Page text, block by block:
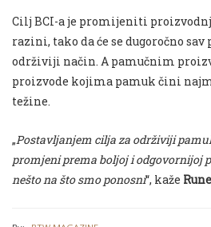
Cilj BCI-a je promijeniti
razini, tako da će se dugoročno
održiviji način. A pamučnim
proizvode kojima pamuk čini
težine.
„Postavljanjem cilja za održiviji
promjeni prema boljoj i odgovornijoj
nešto na što smo ponosni“, kaže Rune